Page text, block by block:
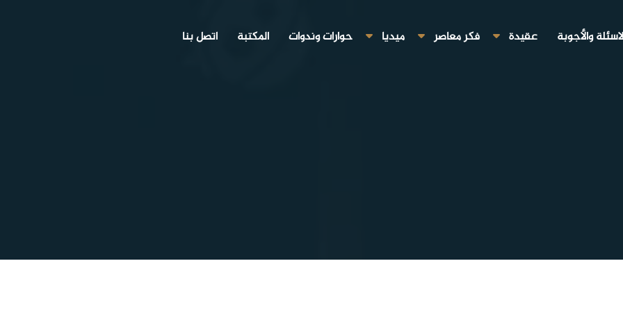
والأجوبة عقيدة فكر معاصر ميديا حوارات وندوات المكتبة اتصل بنا